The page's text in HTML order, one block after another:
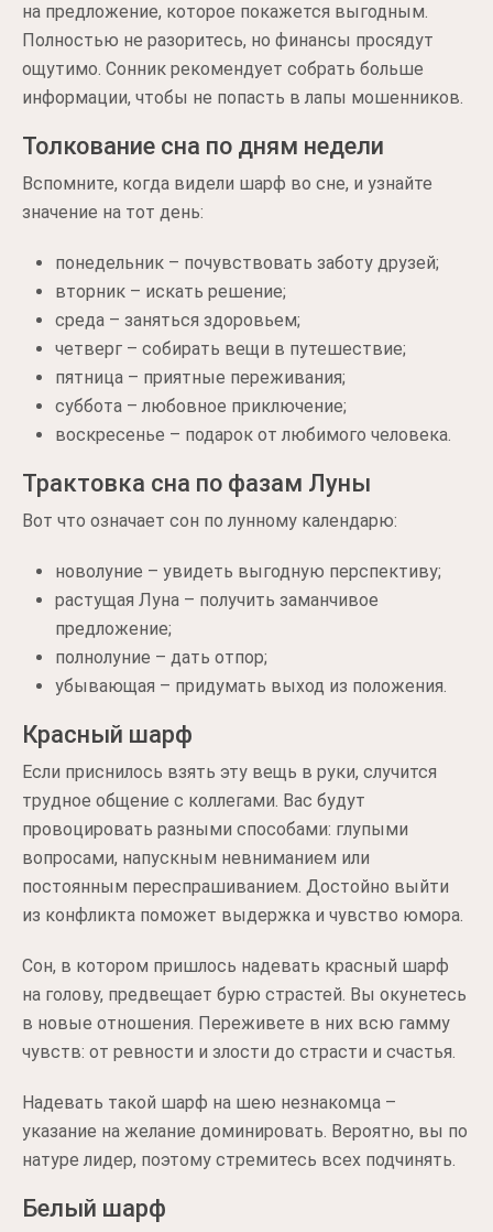
на предложение, которое покажется выгодным.
Полностью не разоритесь, но финансы просядут
ощутимо. Сонник рекомендует собрать больше
информации, чтобы не попасть в лапы мошенников.
Толкование сна по дням недели
Вспомните, когда видели шарф во сне, и узнайте
значение на тот день:
понедельник – почувствовать заботу друзей;
вторник – искать решение;
среда – заняться здоровьем;
четверг – собирать вещи в путешествие;
пятница – приятные переживания;
суббота – любовное приключение;
воскресенье – подарок от любимого человека.
Трактовка сна по фазам Луны
Вот что означает сон по лунному календарю:
новолуние – увидеть выгодную перспективу;
растущая Луна – получить заманчивое
предложение;
полнолуние – дать отпор;
убывающая – придумать выход из положения.
Красный шарф
Если приснилось взять эту вещь в руки, случится
трудное общение с коллегами. Вас будут
провоцировать разными способами: глупыми
вопросами, напускным невниманием или
постоянным переспрашиванием. Достойно выйти
из конфликта поможет выдержка и чувство юмора.
Сон, в котором пришлось надевать красный шарф
на голову, предвещает бурю страстей. Вы окунетесь
в новые отношения. Переживете в них всю гамму
чувств: от ревности и злости до страсти и счастья.
Надевать такой шарф на шею незнакомца –
указание на желание доминировать. Вероятно, вы по
натуре лидер, поэтому стремитесь всех подчинять.
Белый шарф